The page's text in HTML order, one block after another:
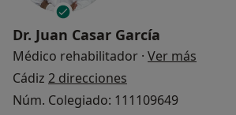
Dr. Juan Casar García
Médico rehabilitador · Ver más
Cádiz 2 direcciones
Núm. Colegiado: 111109649